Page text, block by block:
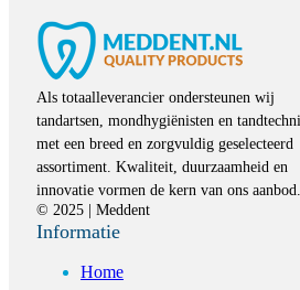
Als totaalleverancier ondersteunen wij
tandartsen, mondhygiënisten en
met een breed en zorgvuldig geselecteerd
assortiment. Kwaliteit, duurzaamheid en
innovatie vormen de kern van ons aanbod.
© 2025 | Meddent
Informatie
Home